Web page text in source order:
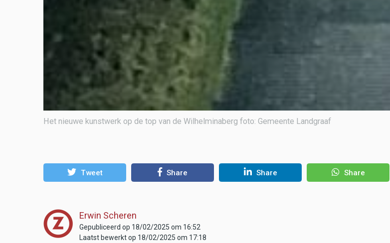
Het nieuwe kunstwerk op de top van de Wilhelminaberg foto: Gemeente Landgraaf
Tweet Share Share Share
Erwin Scheren
Gepubliceerd op 18/02/2025 om 16:52
Laatst bewerkt op 18/02/2025 om 17:18